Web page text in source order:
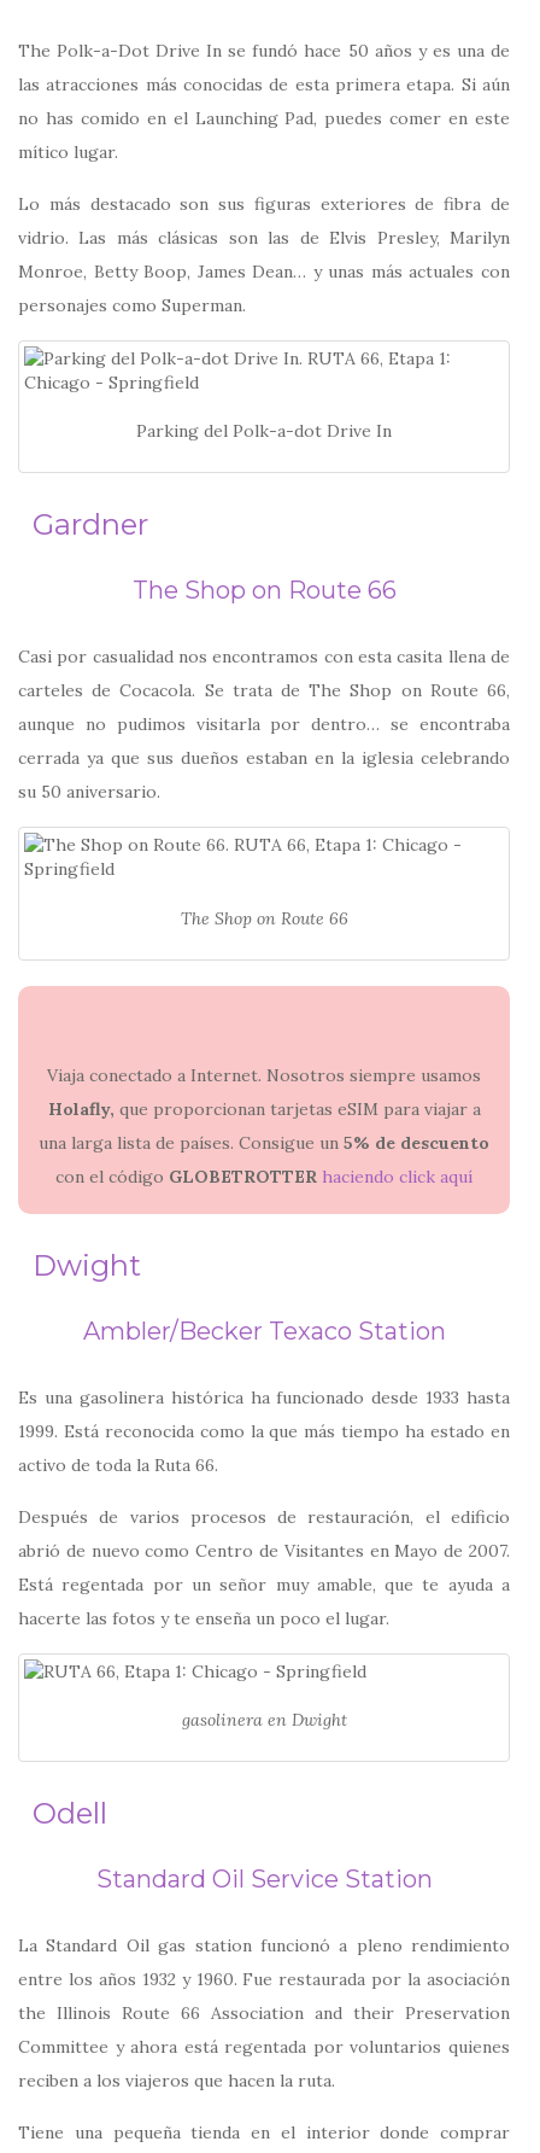
The Polk-a-Dot Drive In se fundó hace 50 años y es una de
las atracciones más conocidas de esta primera etapa. Si aún
no has comido en el Launching Pad, puedes comer en este
mítico lugar.
Lo más destacado son sus figuras exteriores de fibra de
vidrio. Las más clásicas son las de Elvis Presley, Marilyn
Monroe, Betty Boop, James Dean… y unas más actuales con
personajes como Superman.
Parking del Polk-a-dot Drive In
Gardner
The Shop on Route 66
Casi por casualidad nos encontramos con esta casita llena de
carteles de Cocacola. Se trata de The Shop on Route 66,
aunque no pudimos visitarla por dentro… se encontraba
cerrada ya que sus dueños estaban en la iglesia celebrando
su 50 aniversario.
The Shop on Route 66
Viaja conectado a Internet. Nosotros siempre usamos
Holafly, que proporcionan tarjetas eSIM para viajar a
una larga lista de países. Consigue un 5% de descuento
con el código GLOBETROTTER haciendo click aquí
Dwight
Ambler/Becker Texaco Station
Es una gasolinera histórica ha funcionado desde 1933 hasta
1999. Está reconocida como la que más tiempo ha estado en
activo de toda la Ruta 66.
Después de varios procesos de restauración, el edificio
abrió de nuevo como Centro de Visitantes en Mayo de 2007.
Está regentada por un señor muy amable, que te ayuda a
hacerte las fotos y te enseña un poco el lugar.
gasolinera en Dwight
Odell
Standard Oil Service Station
La Standard Oil gas station funcionó a pleno rendimiento
entre los años 1932 y 1960. Fue restaurada por la asociación
the Illinois Route 66 Association and their Preservation
Committee y ahora está regentada por voluntarios quienes
reciben a los viajeros que hacen la ruta.
Tiene una pequeña tienda en el interior donde comprar